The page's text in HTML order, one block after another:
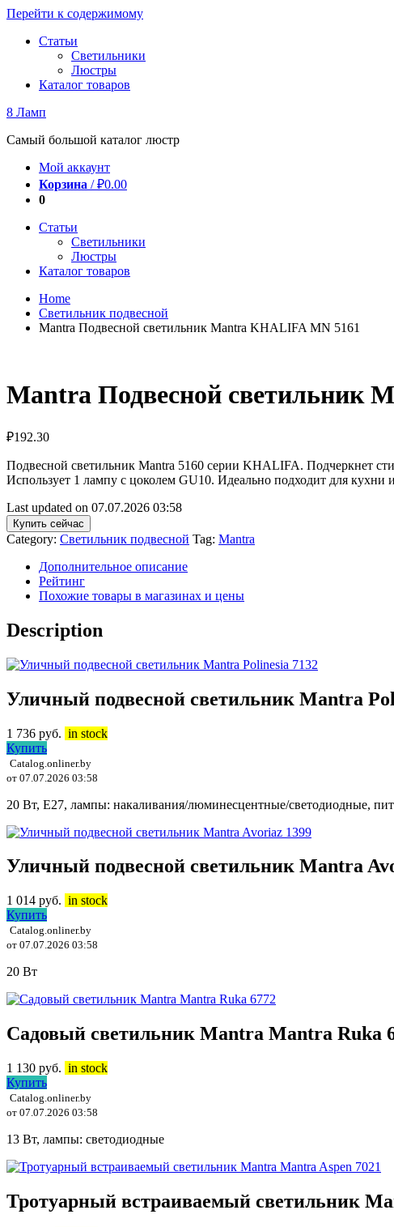
Перейти к содержимому
Статьи
Светильники
Люстры
Каталог товаров
8 Ламп
Самый большой каталог люстр
Мой аккаунт
Корзина /₽0.00
0
Статьи
Светильники
Люстры
Каталог товаров
Home
Светильник подвесной
Mantra Подвесной светильник Mantra KHALIFA MN 5161
Mantra Подвесной светильник
₽192.30
Подвесной светильник Mantra 5160 серии KHALIFA. Подчеркнет
Использует 1 лампу с цоколем GU10. Идеально подходит для
Last updated on 07.07.2026 03:58
Купить сейчас
Category: Светильник подвесной Tag: Mantra
Дополнительное описание
Рейтинг
Похожие товары в магазинах и цены
Description
Уличный подвесной светильник Mantra
1 736 руб. in stock
Купить
Catalog.onliner.by
от 07.07.2026 03:58
20 Вт, E27, лампы: накаливания/люминесцентные/светодиодные,
Уличный подвесной светильник Mantra
1 014 руб. in stock
Купить
Catalog.onliner.by
от 07.07.2026 03:58
20 Вт
Садовый светильник Mantra Mantra Ruka
1 130 руб. in stock
Купить
Catalog.onliner.by
от 07.07.2026 03:58
13 Вт, лампы: светодиодные
Тротуарный встраиваемый светильник